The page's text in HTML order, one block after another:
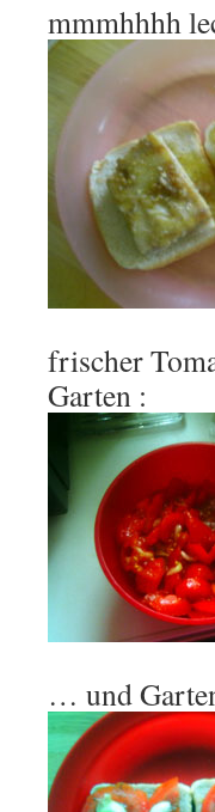
mmmhhhh
frischer
Garten :
… und